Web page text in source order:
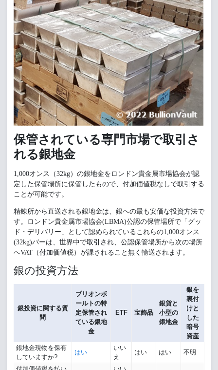
保管されている専門市場で取引さ
れる銀地金
1,000オンス（32kg）の銀地金をロンドン貴金属市場協会が認
定した保管場所に保管したもので、付加価値税なしで取引する
ことが可能です。
精錬所から直送される銀地金は、銀への最も安価な投資方法で
す。ロンドン貴金属市場協会(LBMA)公認の保管場所で「グッ
ド・デリバリー」として認められているこれらの1,000オンス
(32kg)バーは、世界中で取引され、公認保管場所から次の場所
へVAT（付加価値税）が課されること無く輸送されます。
銀の投資方法
銀投資に関する質
問
ブリオンボ
ールトの特
定保管され
ている銀地
金
ETF 宝飾品
銀貨と
小型の
銀地金
銀を
裏付
けと
した
暗号
資産
銀地金現物を保有
していますか?
はい
いい
え
はい はい 不明